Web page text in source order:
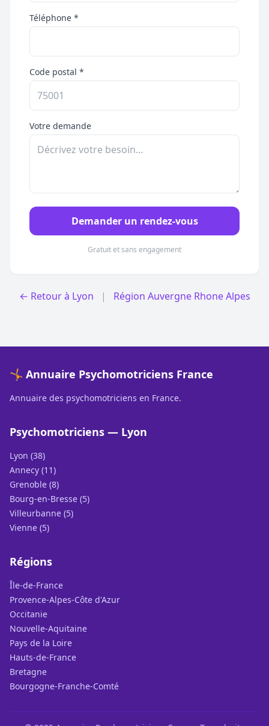
Téléphone *
Code postal *
Votre demande
Demander un rendez-vous
Gratuit et sans engagement
← Retour à Lyon | Région Auvergne Rhone Alpes
🤸 Annuaire Psychomotriciens France
Annuaire des psychomotriciens en France.
Psychomotriciens — Lyon
Lyon (38)
Annecy (11)
Grenoble (8)
Bourg-en-Bresse (5)
Villeurbanne (5)
Vienne (5)
Régions
Île-de-France
Provence-Alpes-Côte d'Azur
Occitanie
Nouvelle-Aquitaine
Pays de la Loire
Hauts-de-France
Bretagne
Bourgogne-Franche-Comté